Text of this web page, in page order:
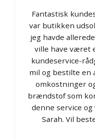
Fantastisk
var butikken
jeg havde
ville have været
kundeservice-
mil og bestilte en
omkostninger
brændstof som
denne service
Sarah. Vil